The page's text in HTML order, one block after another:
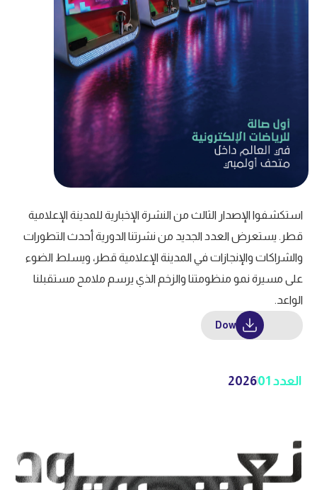
استكشفوا الإصدار الثالث من النشرة الإخبارية للمدينة الإعلامية
قطر. يستعرض العدد الجديد من نشرتنا الدورية أحدث التطورات
والشراكات والإنجازات في المدينة الإعلامية قطر، ويسلط الضوء
على مسيرة نمو منظومتنا والزخم الذي يرسم ملامح مستقبلنا
الواعد.
Download
العدد 01 2026